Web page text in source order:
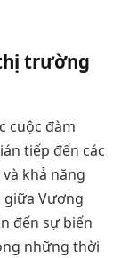
trường
cuộc đàm
tiếp đến các
khả năng
giữa Vương
đến sự biến
những thời